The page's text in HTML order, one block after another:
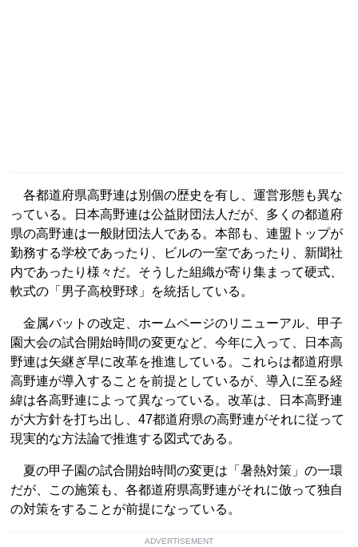
各都道府県高野連は別個の歴史を有し、運営形態も異な
っている。日本高野連は公益財団法人だが、多くの都道府
県の高野連は一般財団法人である。本部も、連盟トップが
勤務する学校であったり、ビルの一室であったり、新聞社
内であったり様々だ。そうした組織が寄り集まって硬式、
軟式の「男子高校野球」を統括している。
金属バットの改定、ホームページのリニューアル、甲子
園大会の試合開始時間の変更など、今年に入って、日本高
野連は矢継ぎ早に改革を推進している。これらは都道府県
高野連が導入することを前提としているが、導入に至る経
緯は各高野連によって異なっている。改革は、日本高野連
が大方針を打ち出し、47都道府県の高野連がそれに従って
現実的な方法論で推進する図式である。
夏の甲子園の試合開始時間の変更は「暑熱対策」の一環
だが、この施策も、各都道府県高野連がそれに倣って独自
の対策をすることが前提になっている。
ADVERTISEMENT